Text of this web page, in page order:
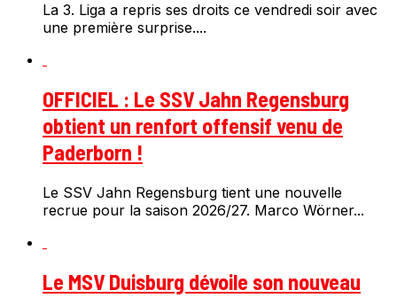
La 3. Liga a repris ses droits ce vendredi soir avec
une première surprise....
OFFICIEL : Le SSV Jahn Regensburg
obtient un renfort offensif venu de
Paderborn !
Le SSV Jahn Regensburg tient une nouvelle
recrue pour la saison 2026/27. Marco Wörner...
Le MSV Duisburg dévoile son nouveau